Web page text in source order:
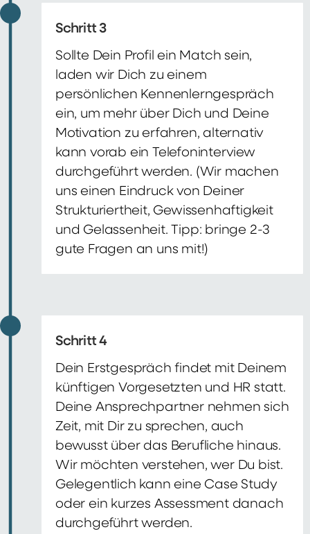
Schritt 3
Sollte Dein Profil ein Match sein,
laden wir Dich zu einem
persönlichen Kennenlerngespräch
ein, um mehr über Dich und Deine
Motivation zu erfahren, alternativ
kann vorab ein Telefoninterview
durchgeführt werden. (Wir machen
uns einen Eindruck von Deiner
Strukturiertheit, Gewissenhaftigkeit
und Gelassenheit. Tipp: bringe 2-3
gute Fragen an uns mit!)
Schritt 4
Dein Erstgespräch findet mit Deinem
künftigen Vorgesetzten und HR statt.
Deine Ansprechpartner nehmen sich
Zeit, mit Dir zu sprechen, auch
bewusst über das Berufliche hinaus.
Wir möchten verstehen, wer Du bist.
Gelegentlich kann eine Case Study
oder ein kurzes Assessment danach
durchgeführt werden.